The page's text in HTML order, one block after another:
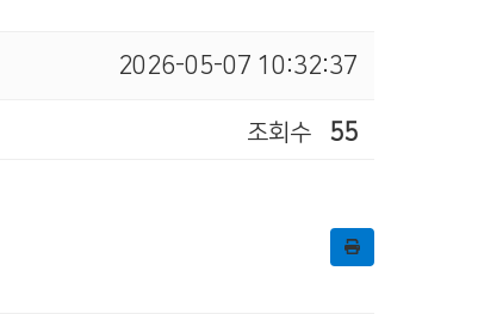
2026-05-07 10:32:37
조회수 55